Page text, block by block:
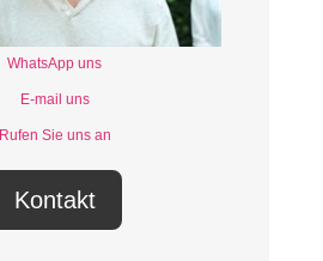
WhatsApp uns
E-mail uns
Rufen Sie uns an
Kontakt